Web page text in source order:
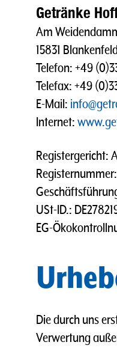
Getränke
Am
15831
Telefon: +49
Telefax: +49
E-Mail:
Internet:
Registergericht:
USt-ID.:
EG-
Die durch uns
Verwertung